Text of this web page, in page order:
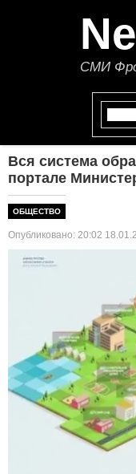
СМИ
Вся система
портале
ОБЩЕСТВО
Опубликовано: 20:02